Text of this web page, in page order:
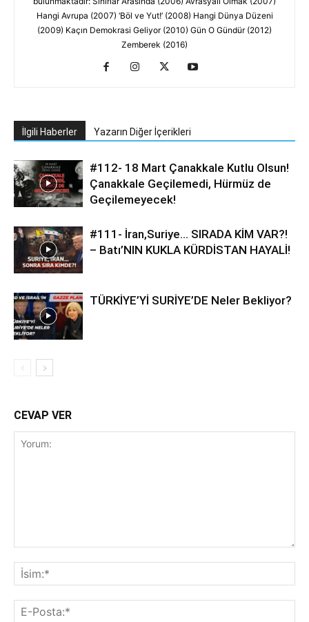
Hangi Avrupa (2007) ‘Böl ve Yut!’ (2008) Hangi Dünya Düzeni
(2009) Kaçın Demokrasi Geliyor (2010) Gün O Gündür (2012)
Zemberek (2016)
İlgili Haberler Yazarın Diğer İçerikleri
#112- 18 Mart Çanakkale Kutlu Olsun!
Çanakkale Geçilemedi, Hürmüz de
Geçilemeyecek!
#111- İran,Suriye… SIRADA KİM VAR?!
– Batı’NIN KUKLA KÜRDİSTAN HAYALİ!
TÜRKİYE’Yİ SURİYE’DE Neler Bekliyor?
CEVAP VER